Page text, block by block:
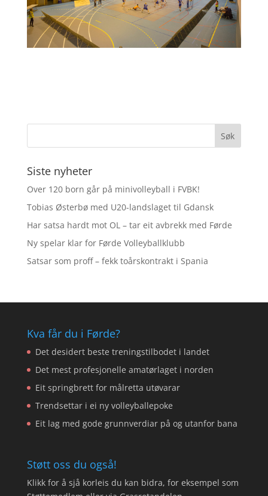
Siste nyheter
Over 120 born går på minivolleyball i FVBK!
Tobias Østerbø med U20-landslaget til Gdansk
Har satsa hardt mot OL – tar eit avbrekk med Førde
Ny spelar klar for Førde Volleyballklubb
Satsar som proff – fekk toårskontrakt i Spania
Kva får du i Førde?
Det desidert beste treningstilbodet i landet
Det mest profesjonelle amatørlaget i norden
Eit springbrett for målretta utøvarar
Trendsettar i ei ny volleyballepoke
Eit lag med gode grunnverdiar på og utanfor bana
Støtt oss du også!
Klikk for å sjå korleis du kan bidra, for eksempel som